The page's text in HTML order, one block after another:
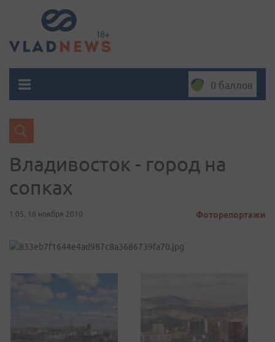
0 баллов
Владивосток - город на
сопках
1:05, 16 ноября 2010 Фоторепортажи